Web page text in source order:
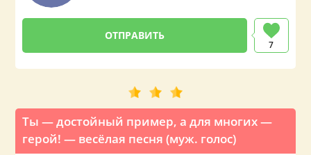
7
Ты — достойный пример, а для многих —
герой! — весёлая песня (муж. голос)